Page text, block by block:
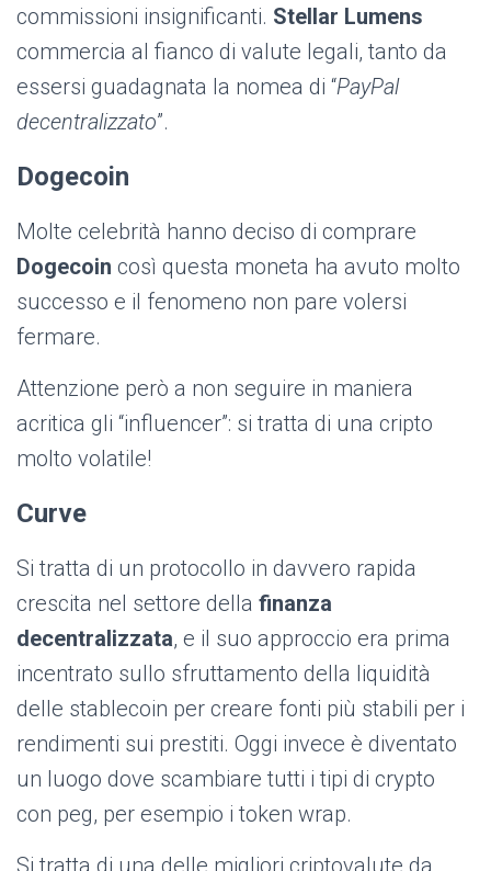
commissioni insignificanti. Stellar Lumens
commercia al fianco di valute legali, tanto da
essersi guadagnata la nomea di “PayPal
decentralizzato”.
Dogecoin
Molte celebrità hanno deciso di comprare
Dogecoin così questa moneta ha avuto molto
successo e il fenomeno non pare volersi
fermare.
Attenzione però a non seguire in maniera
acritica gli “influencer”: si tratta di una cripto
molto volatile!
Curve
Si tratta di un protocollo in davvero rapida
crescita nel settore della finanza
decentralizzata, e il suo approccio era prima
incentrato sullo sfruttamento della liquidità
delle stablecoin per creare fonti più stabili per i
rendimenti sui prestiti. Oggi invece è diventato
un luogo dove scambiare tutti i tipi di crypto
con peg, per esempio i token wrap.